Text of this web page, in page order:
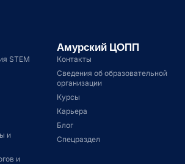
STEM
и
и
Амурский ЦОПП
Контакты
Сведения об образовательной
организации
Курсы
Карьера
Блог
Спецраздел